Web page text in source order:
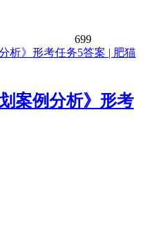
699
案例分析》形考